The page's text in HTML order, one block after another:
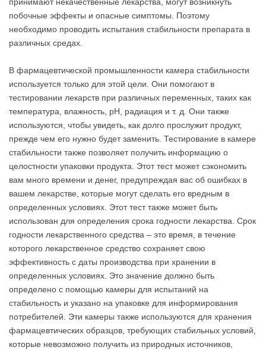
принимают некачественные лекарства, могут возникнуть
побочные эффекты и опасные симптомы. Поэтому
необходимо проводить испытания стабильности препарата в
различных средах.
В фармацевтической промышленности камера стабильности
используется только для этой цели. Они помогают в
тестировании лекарств при различных переменных, таких как
температура, влажность, pH, радиация и т. д. Они также
используются, чтобы увидеть, как долго прослужит продукт,
прежде чем его нужно будет заменить. Тестирование в камере
стабильности также позволяет получить информацию о
целостности упаковки продукта. Этот тест может сэкономить
вам много времени и денег, предупреждая вас об ошибках в
вашем лекарстве, которые могут сделать его вредным в
определенных условиях. Этот тест также может быть
использован для определения срока годности лекарства. Срок
годности лекарственного средства – это время, в течение
которого лекарственное средство сохраняет свою
эффективность с даты производства при хранении в
определенных условиях. Это значение должно быть
определено с помощью камеры для испытаний на
стабильность и указано на упаковке для информирования
потребителей. Эти камеры также используются для хранения
фармацевтических образцов, требующих стабильных условий,
которые невозможно получить из природных источников,